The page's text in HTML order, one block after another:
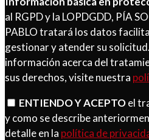
al RGPD y la LOPDGDD, PÍA
PABLO tratará los datos
gestionar y atender su
información acerca del
sus derechos, visite nuestra
ENTIENDO Y ACEPTOel
y como se describe
detalle en la política de